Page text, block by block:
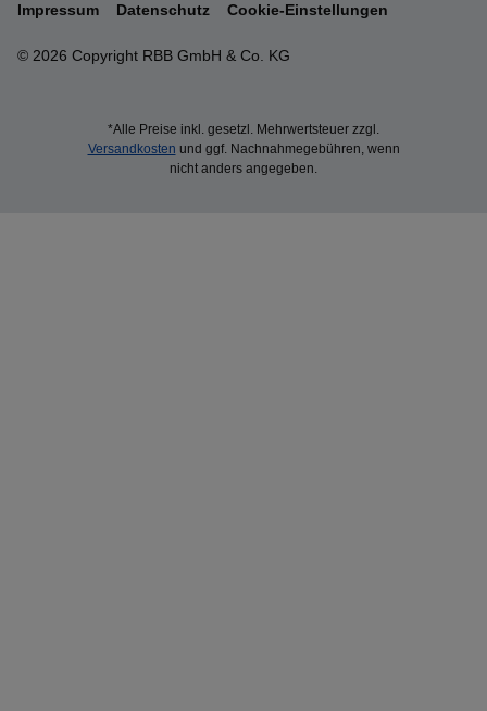
© 2026 Copyright RBB GmbH & Co. KG
Impressum Datenschutz Cookie-Einstellungen
*Alle Preise inkl. gesetzl. Mehrwertsteuer zzgl.
Versandkosten und ggf. Nachnahmegebühren, wenn
nicht anders angegeben.